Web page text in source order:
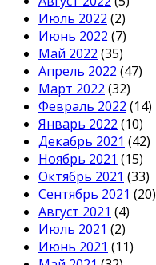
Июль 2022 (2)
Июнь 2022 (7)
Май 2022 (35)
Апрель 2022 (47)
Март 2022 (32)
Февраль 2022 (14)
Январь 2022 (10)
Декабрь 2021 (42)
Ноябрь 2021 (15)
Октябрь 2021 (33)
Сентябрь 2021 (20)
Август 2021 (4)
Июль 2021 (2)
Июнь 2021 (11)